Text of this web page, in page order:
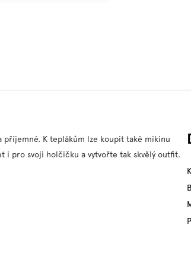
příjemné. K teplákům lze koupit také mikinu
i pro svoji holčičku a vytvořte tak skvělý outfit.